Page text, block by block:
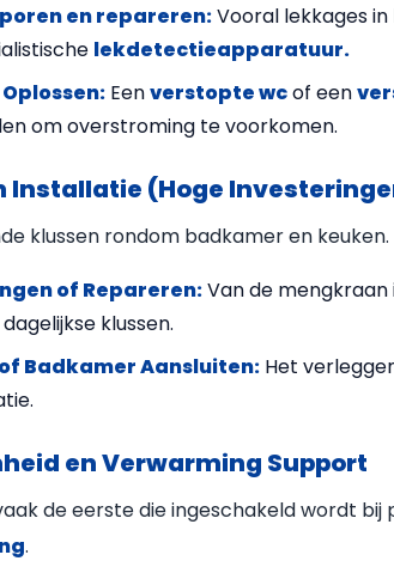
en repareren:Vooral lekkages
lekdetectieapparatuur.
Eenverstopte wcof een
om overstroming te voorkomen.
Installatie (Hoge
klussen rondom badkamer en keuken.
of Repareren:Van de
klussen.
Badkamer Aansluiten: Het
en Verwarming Support
de eerste die ingeschakeld wordt
.